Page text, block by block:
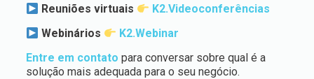
Reuniões virtuais
K2.Videoconferências
Webinários
K2.Webinar
Entre em contato para conversar sobre qual é a
solução mais adequada para o seu negócio.